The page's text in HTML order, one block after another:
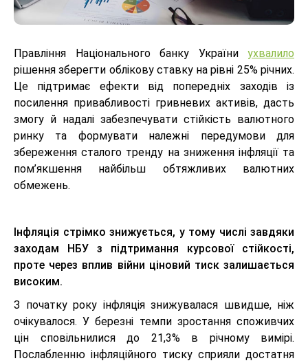
Правління Національного банку України ухвалило
рішення зберегти облікову ставку на рівні 25% річних.
Це підтримає ефекти від попередніх заходів із
посилення привабливості гривневих активів, дасть
змогу й надалі забезпечувати стійкість валютного
ринку та формувати належні передумови для
збереження сталого тренду на зниження інфляції та
пом’якшення найбільш обтяжливих валютних
обмежень.
Інфляція стрімко знижується, у тому числі завдяки
заходам НБУ з підтримання курсової стійкості,
проте через вплив війни ціновий тиск залишається
високим.
З початку року інфляція знижувалася швидше, ніж
очікувалося. У березні темпи зростання споживчих
цін сповільнилися до 21,3% в річному вимірі.
Послабленню інфляційного тиску сприяли достатня